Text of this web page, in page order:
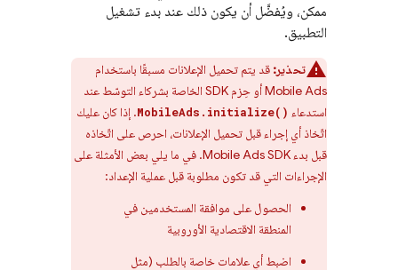
ممكن، ويُفضَّل أن يكون ذلك عند بدء تشغيل
التطبيق.
تحذير: قد يتم تحميل الإعلانات مسبقًا باستخدام
Mobile Ads
أو حِزم SDK الخاصة بشركاء التوسّط عند
استدعاء MobileAds.initialize(). إذا كان عليك
اتّخاذ أي إجراء قبل تحميل الإعلانات، احرص على اتّخاذه
قبل بدء
Mobile AdsSDK. في ما يلي بعض الأمثلة على
الإجراءات التي قد تكون مطلوبة قبل عملية الإعداد:
الحصول على موافقة المستخدمين في
المنطقة الاقتصادية الأوروبية
اضبط أي علامات خاصة بالطلب (مثل